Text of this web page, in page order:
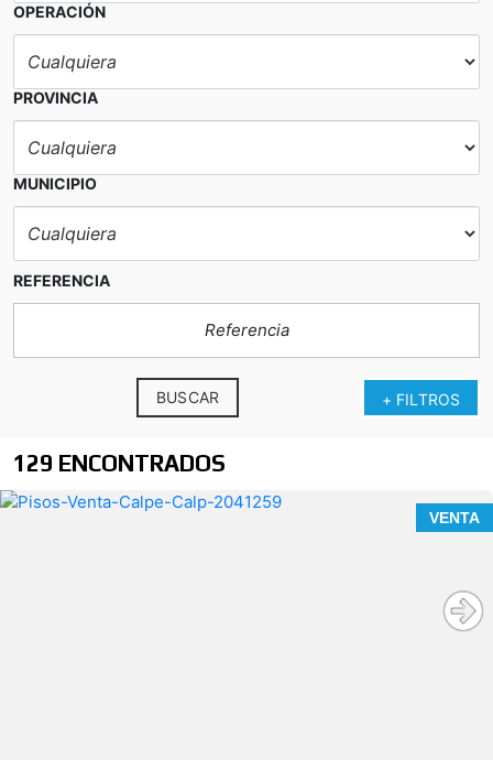
OPERACIÓN
PROVINCIA
MUNICIPIO
REFERENCIA
+ FILTROS
BUSCAR
129 ENCONTRADOS
VENTA